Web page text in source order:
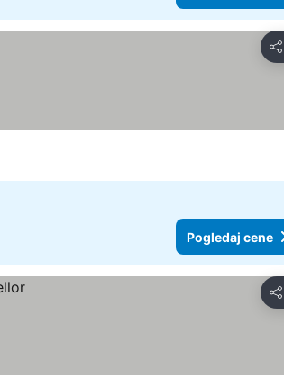
Deli
Pogledaj cene
Deli